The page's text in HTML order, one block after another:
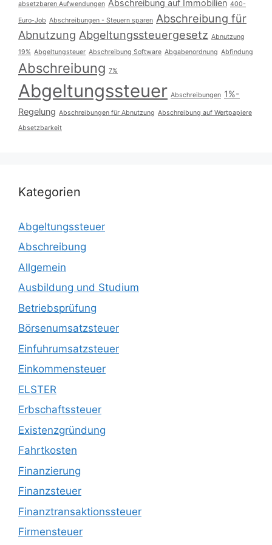
absetzbaren Aufwendungen Abschreibung auf Immobilien 400-
Euro-Job Abschreibungen - Steuern sparen Abschreibung für
Abnutzung Abgeltungssteuergesetz Abnutzung
19% Abgeltungsteuer Abschreibung Software Abgabenordnung Abfindung
Abschreibung 7%
Abgeltungssteuer Abschreibungen 1%-
Regelung Abschreibungen für Abnutzung Abschreibung auf Wertpapiere
Absetzbarkeit
Kategorien
Abgeltungssteuer
Abschreibung
Allgemein
Ausbildung und Studium
Betriebsprüfung
Börsenumsatzsteuer
Einfuhrumsatzsteuer
Einkommensteuer
ELSTER
Erbschaftssteuer
Existenzgründung
Fahrtkosten
Finanzierung
Finanzsteuer
Finanztransaktionssteuer
Firmensteuer